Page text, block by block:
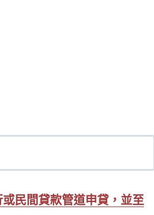
民間貸款管道申貸，並至